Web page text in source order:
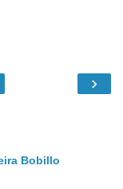
›
Bobillo